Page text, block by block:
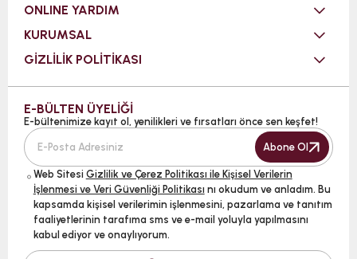
ONLINE YARDIM
KURUMSAL
GİZLİLİK POLİTİKASI
E-BÜLTEN ÜYELİĞİ
E-bültenimize kayıt ol, yenilikleri ve fırsatları önce sen keşfet!
Abone Ol
Web Sitesi Gizlilik ve Çerez Politikası ile Kişisel Verilerin
İşlenmesi ve Veri Güvenliği Politikası nı okudum ve anladım. Bu
kapsamda kişisel verilerimin işlenmesini, pazarlama ve tanıtım
faaliyetlerinin tarafıma sms ve e-mail yoluyla yapılmasını
kabul ediyor ve onaylıyorum.